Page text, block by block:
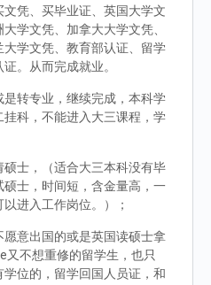
凭、买毕业证、英国大学文
学文凭、加拿大大学文凭、
学文凭、教育部认证、留学
。从而完成就业。
转专业，继续完成，本科学
科，不能进入大三课程，学
硕士，（适合大三本科没有毕
士，时间短，含金量高，一
进入工作岗位。）；
意出国的或是英国读硕士拿
不想重修的留学生，也只
位的，留学回国人员证，和